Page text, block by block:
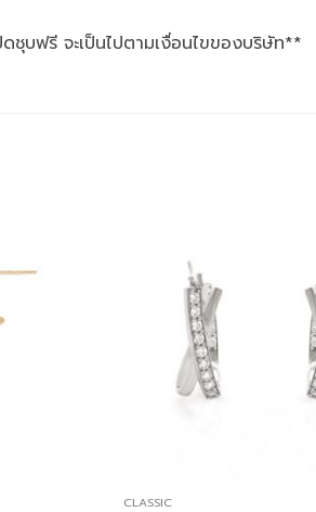
ชุบฟรี จะเป็นไปตามเงื่อนไขของบริษัท**
CLASSIC